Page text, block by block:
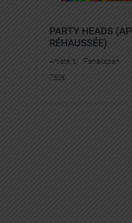
PARTY HEADS (AP
RÉHAUSSÉE)
Artiste(s) : Fanakapan
750€